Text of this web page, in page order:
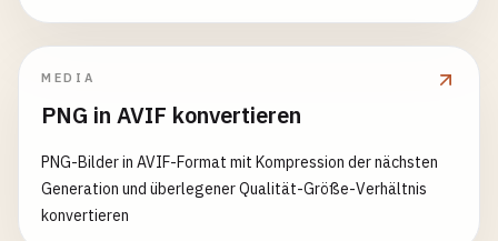
MEDIA
PNG in AVIF konvertieren
PNG-Bilder in AVIF-Format mit Kompression der nächsten
Generation und überlegener Qualität-Größe-Verhältnis
konvertieren